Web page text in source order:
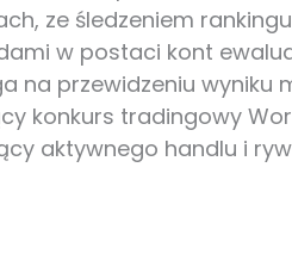
ze śledzeniem
w postaci kont
na przewidzeniu wyniku
konkurs tradingowy
aktywnego handlu i